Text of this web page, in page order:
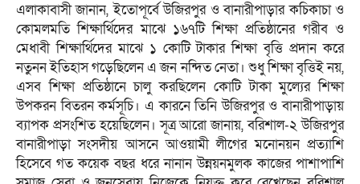
এলাকাবাসী জানান, ইতোপূর্বে উজিরপুর ও বানারীপাড়ার কচিকাচা ও
কোমলমতি শিক্ষার্থিদের মাঝে ১৬৭টি শিক্ষা প্রতিষ্ঠানের গরীব ও
মেধাবী শিক্ষার্থিদের মাঝে ১ কোটি টাকার শিক্ষা বৃত্তি প্রদান করে
নতুনন ইতিহাস গড়েছিলেন এ জন নন্দিত নেতা। শুধু শিক্ষা বৃত্তিই নয়,
এসব শিক্ষা প্রতিষ্ঠানে চালু করছিলেন কোটি টাকা মুল্যের শিক্ষা
উপকরন বিতরন কর্মসূচি। এ কারনে তিনি উজিরপুর ও বানারীপাড়ায়
ব্যাপক প্রসংশিত হয়েছিলেন। সূত্র আরো জানায়, বরিশাল-২ উজিরপুর
বানারীপাড়া সংসদীয় আসনে আওয়ামী লীগের মনোনয়ন প্রত্যাশি
হিসেবে গত কয়েক বছর ধরে নানান উন্নয়নমুলক কাজের পাশাপাশি